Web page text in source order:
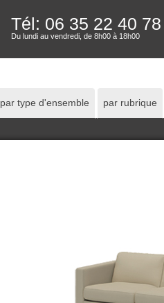
Tél: 06 35 22 40 78
Du lundi au vendredi, de 8h00 à 18h00
par type d'ensemble par rubrique